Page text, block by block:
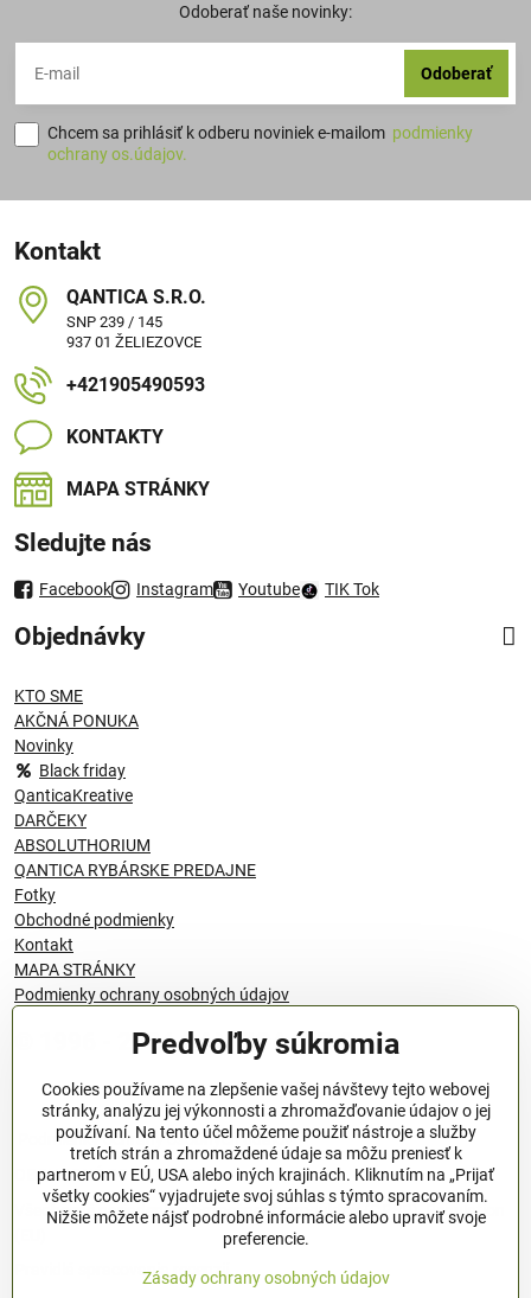
Odoberať naše novinky:
Odoberať
Chcem sa prihlásiť k odberu noviniek e-mailom podmienky
ochrany os.údajov.
Kontakt
QANTICA S​.R​.O​.
SNP 239 / 145
937 01 ŽELIEZOVCE
+421905490593
KONTAKTY
MAPA STRÁNKY
Sledujte nás
Facebook Instagram Youtube TIK Tok
Objednávky
KTO SME
AKČNÁ PONUKA
Novinky
Black friday
QanticaKreative
DARČEKY
ABSOLUTHORIUM
QANTICA RYBÁRSKE PREDAJNE
Fotky
Obchodné podmienky
Kontakt
MAPA STRÁNKY
Podmienky ochrany osobných údajov
© 1996 - 2024 QANTICA S.R.O
Podmienky ochrany osobných údajov
OBCHODNÉ PODMIENKY
Všeobecné nariadenie o bezpečnosti produktov (GPSR), Regulation
Pravidlá spracovania recenzií
Predvoľby súkromia
Cookies používame na zlepšenie vašej návštevy tejto webovej
stránky, analýzu jej výkonnosti a zhromažďovanie údajov o jej
používaní. Na tento účel môžeme použiť nástroje a služby
tretích strán a zhromaždené údaje sa môžu preniesť k
partnerom v EÚ, USA alebo iných krajinách. Kliknutím na „Prijať
všetky cookies“ vyjadrujete svoj súhlas s týmto spracovaním.
Nižšie môžete nájsť podrobné informácie alebo upraviť svoje
preferencie.
Zásady ochrany osobných údajov